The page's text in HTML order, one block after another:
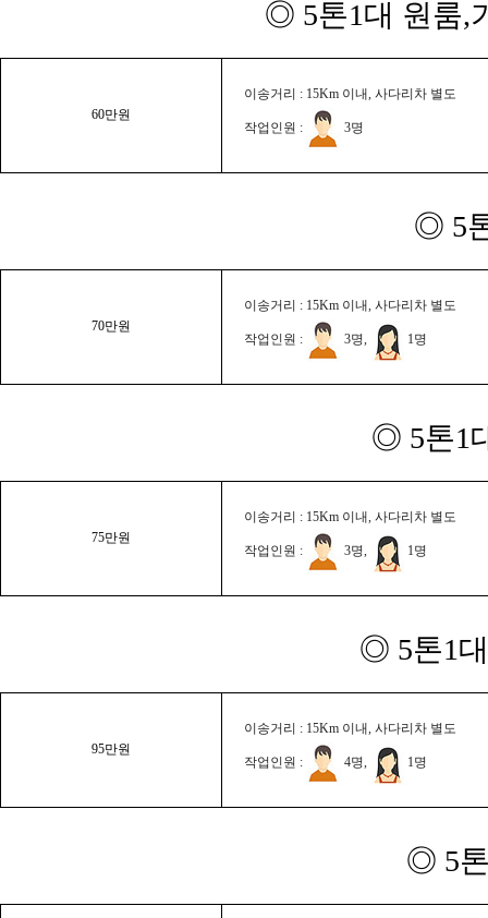
◎ 5톤1대 원룸,
60만원
이송거리 : 15Km 이내, 사다리차 별도
작업인원 : 3명
◎ 5
70만원
이송거리 : 15Km 이내, 사다리차 별도
작업인원 : 3명, 1명
◎ 5톤1
75만원
이송거리 : 15Km 이내, 사다리차 별도
작업인원 : 3명, 1명
◎ 5톤1
95만원
이송거리 : 15Km 이내, 사다리차 별도
작업인원 : 4명, 1명
◎ 5